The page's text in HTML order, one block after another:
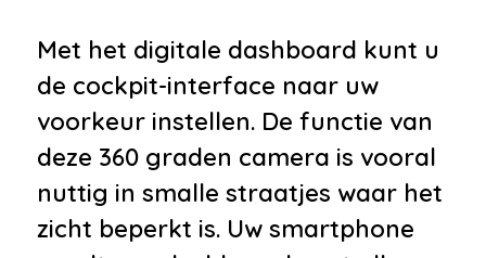
•Aluminium interieur afwerking
•Aluminium Pedalen
•Comfortstoel(en)
•Cruise control
•Elektrische ramen voor en
Met het digitale dashboard kunt u
de cockpit-interface naar uw
voorkeur instellen. De functie van
deze 360 graden camera is vooral
nuttig in smalle straatjes waar het
zicht beperkt is. Uw smartphone